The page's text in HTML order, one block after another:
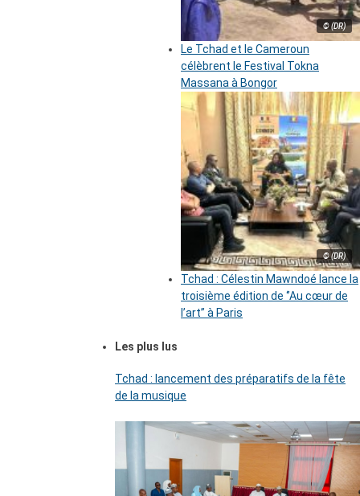
© (DR)
Le Tchad et le Cameroun
célèbrent le Festival Tokna
Massana à Bongor
© (DR)
Tchad : Célestin Mawndoé lance la
troisième édition de ‘’Au cœur de
l’art’’ à Paris
Les plus lus
Tchad : lancement des préparatifs de la fête
de la musique